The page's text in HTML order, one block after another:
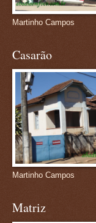
Martinho Campos
Casarão
Martinho Campos
Matriz